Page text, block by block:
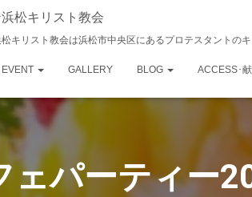
松キリスト教会
松キリスト教会は浜松市中央区にあるプロテスタントのキ
EVENT GALLERY BLOG ACCESS･
ェパーティー